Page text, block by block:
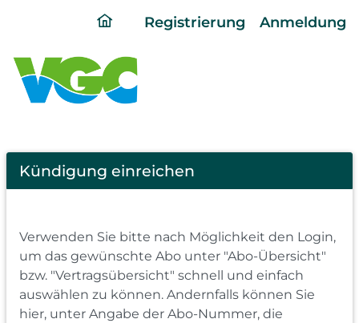
ding
page
Registrierung Anmeldung
Cancel
Abo
Kündigung einreichen
Verwenden Sie bitte nach Möglichkeit den Login,
um das gewünschte Abo unter "Abo-Übersicht"
bzw. "Vertragsübersicht" schnell und einfach
auswählen zu können. Andernfalls können Sie
hier, unter Angabe der Abo-Nummer, die